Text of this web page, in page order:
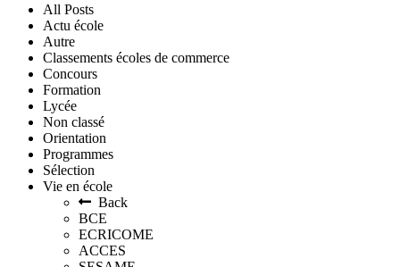
All Posts
Actu école
Autre
Classements écoles de commerce
Concours
Formation
Lycée
Non classé
Orientation
Programmes
Sélection
Vie en école
Back
BCE
ECRICOME
ACCES